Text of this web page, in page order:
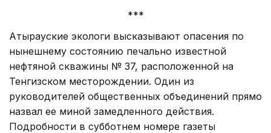
***
Атырауские экологи высказывают опасения по
нынешнему состоянию печально известной
нефтяной скважины № 37, расположенной на
Тенгизском месторождении. Один из
руководителей общественных объединений прямо
назвал ее миной замедленного действия.
Подробности в субботнем номере газеты